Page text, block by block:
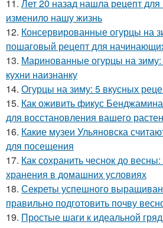
11. Лет 20 назад нашла рецепт
изменило нашу жизнь
12. Консервированные огурцы на
пошаговый рецепт для
13. Маринованные огурцы на
кухни наизнанку
14. Огурцы на зиму: 5 вкусных
15. Как оживить фикус
для восстановления вашего
16. Какие музеи Ульяновска
для посещения
17. Как сохранить чеснок до
хранения в домашних условиях
18. Секреты успешного
правильно подготовить почву
19. Простые шаги к идеальной